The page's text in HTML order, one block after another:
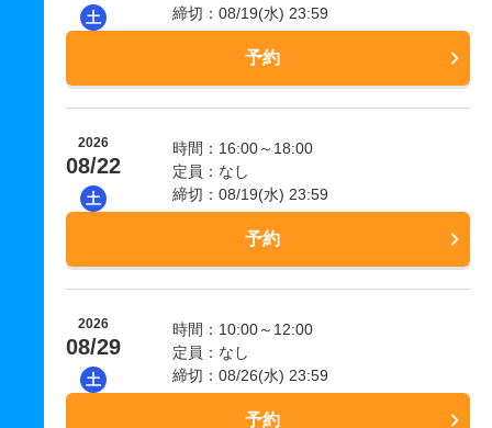
土
締切：08/19(水) 23:59
予約
2026
08/22
土
時間：16:00～18:00
定員：なし
締切：08/19(水) 23:59
予約
2026
08/29
土
時間：10:00～12:00
定員：なし
締切：08/26(水) 23:59
予約